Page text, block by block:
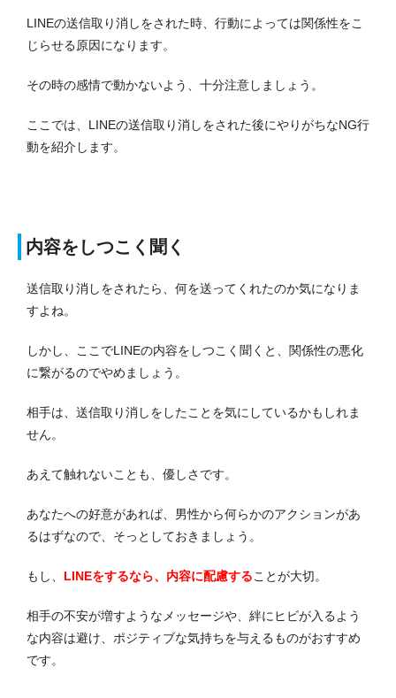
LINEの送信取り消しをされた時、行動によっては関係性をこ
じらせる原因になります。
その時の感情で動かないよう、十分注意しましょう。
ここでは、LINEの送信取り消しをされた後にやりがちなNG行
動を紹介します。
内容をしつこく聞く
送信取り消しをされたら、何を送ってくれたのか気になりま
すよね。
しかし、ここでLINEの内容をしつこく聞くと、関係性の悪化
に繋がるのでやめましょう。
相手は、送信取り消しをしたことを気にしているかもしれま
せん。
あえて触れないことも、優しさです。
あなたへの好意があれば、男性から何らかのアクションがあ
るはずなので、そっとしておきましょう。
もし、 LINEをするなら、内容に配慮することが大切。
相手の不安が増すようなメッセージや、絆にヒビが入るよう
な内容は避け、ポジティブな気持ちを与えるものがおすすめ
です。